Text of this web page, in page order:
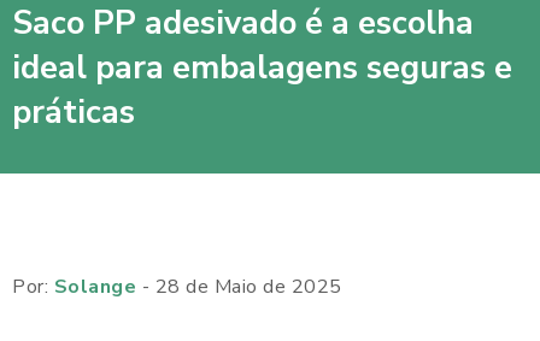
Saco PP adesivado é a escolha
ideal para embalagens seguras e
práticas
Por: Solange - 28 de Maio de 2025